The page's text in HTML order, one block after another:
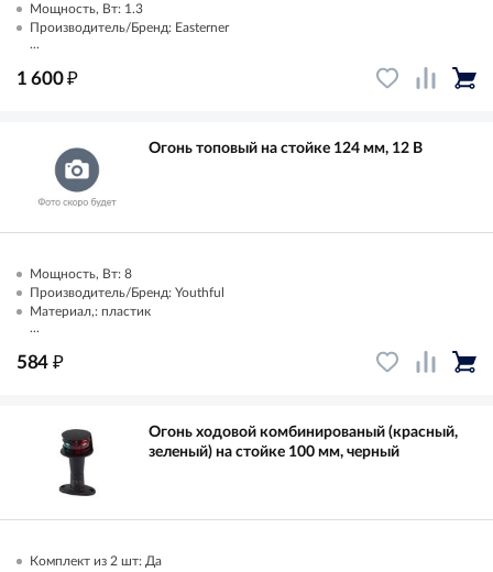
Мощность, Вт: 1.3
Производитель/Бренд: Easterner
...
1 600₽
Огонь топовый на стойке 124 мм, 12 В
Мощность, Вт: 8
Производитель/Бренд: Youthful
Материал,: пластик
...
584 ₽
Огонь ходовой комбинированый (красный,
зеленый) на стойке 100 мм, черный
Комплект из 2 шт: Да